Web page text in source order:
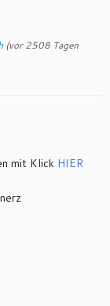
(vor 2508 Tagen
mit Klick HIER